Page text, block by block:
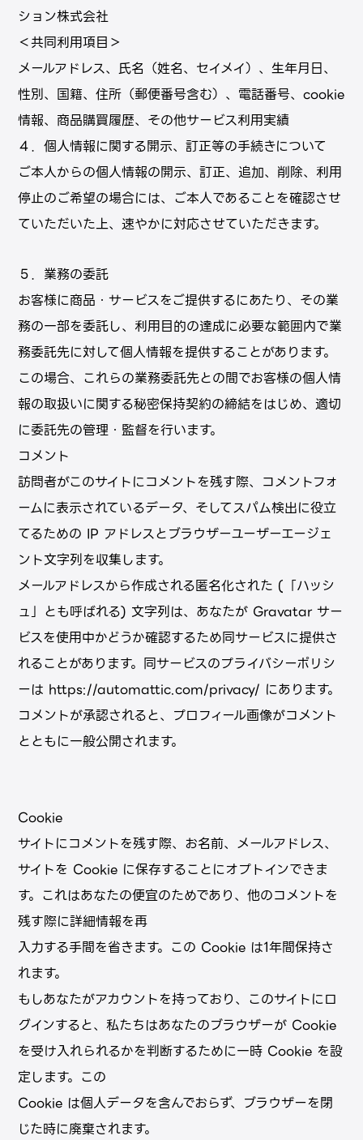
ション株式会社
＜共同利用項目＞
メールアドレス、氏名（姓名、セイメイ）、生年月日、
性別、国籍、住所（郵便番号含む）、電話番号、cookie
情報、商品購買履歴、その他サービス利用実績
４．個人情報に関する開示、訂正等の手続きについて
ご本⼈からの個⼈情報の開⽰、訂正、追加、削除、利⽤
停⽌のご希望の場合には、ご本⼈であることを確認させ
ていただいた上、速やかに対応させていただきます。
５．業務の委託
お客様に商品・サービスをご提供するにあたり、その業
務の一部を委託し、利用目的の達成に必要な範囲内で業
務委託先に対して個人情報を提供することがあります。
この場合、これらの業務委託先との間でお客様の個人情
報の取扱いに関する秘密保持契約の締結をはじめ、適切
に委託先の管理・監督を行います。
コメント
訪問者がこのサイトにコメントを残す際、コメントフォ
ームに表⽰されているデータ、そしてスパム検出に役⽴
てるための IP アドレスとブラウザーユーザーエージェ
ント⽂字列を収集します。
メールアドレスから作成される匿名化された (「ハッシ
ュ」とも呼ばれる) ⽂字列は、あなたが Gravatar サー
ビスを使⽤中かどうか確認するため同サービスに提供さ
れることがあります。同サービスのプライバシーポリシ
ーは https://automattic.com/privacy/ にあります。
コメントが承認されると、プロフィール画像がコメント
とともに⼀般公開されます。
Cookie
サイトにコメントを残す際、お名前、メールアドレス、
サイトを Cookie に保存することにオプトインできま
す。これはあなたの便宜のためであり、他のコメントを
残す際に詳細情報を再
⼊⼒する⼿間を省きます。この Cookie は1年間保持さ
れます。
もしあなたがアカウントを持っており、このサイトにロ
グインすると、私たちはあなたのブラウザーが Cookie
を受け⼊れられるかを判断するために⼀時 Cookie を設
定します。この
Cookie は個⼈データを含んでおらず、ブラウザーを閉
じた時に廃棄されます。